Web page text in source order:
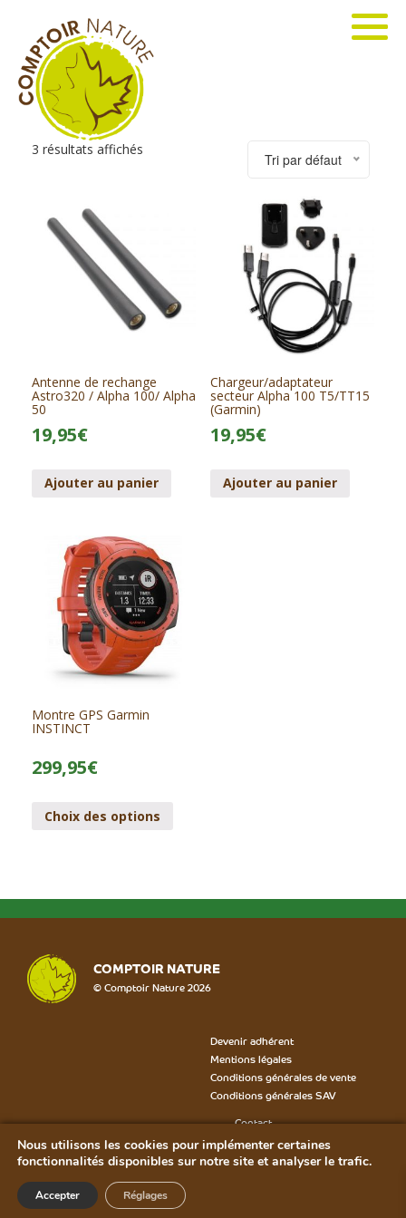
3 résultats affichés
Tri par défaut
Antenne de rechange
Astro320 / Alpha 100/ Alpha
50
19,95€
Ajouter au panier
Chargeur/adaptateur
secteur Alpha 100 T5/TT15
(Garmin)
19,95€
Ajouter au panier
Montre GPS Garmin
INSTINCT
299,95€
Choix des options
COMPTOIR NATURE
© Comptoir Nature 2026
Devenir adhérent
Mentions légales
Conditions générales de vente
Conditions générales SAV
Contact
Formulaire SAV
Bon de rétractation
Nous utilisons les cookies pour implémenter certaines
fonctionnalités disponibles sur notre site et analyser le trafic.
Accepter Réglages